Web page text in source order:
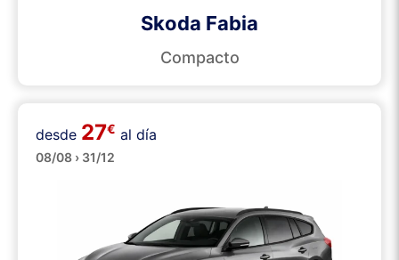
Skoda Fabia
Compacto
Familiares
desde 27€ al día
08/08 › 31/12